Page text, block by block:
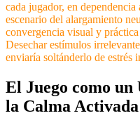
cada jugador, en
escenario del alargamiento
convergencia visual y
Desechar estímulos
enviaría soltánderlo de estrés
El Juego como
la Calma Activada